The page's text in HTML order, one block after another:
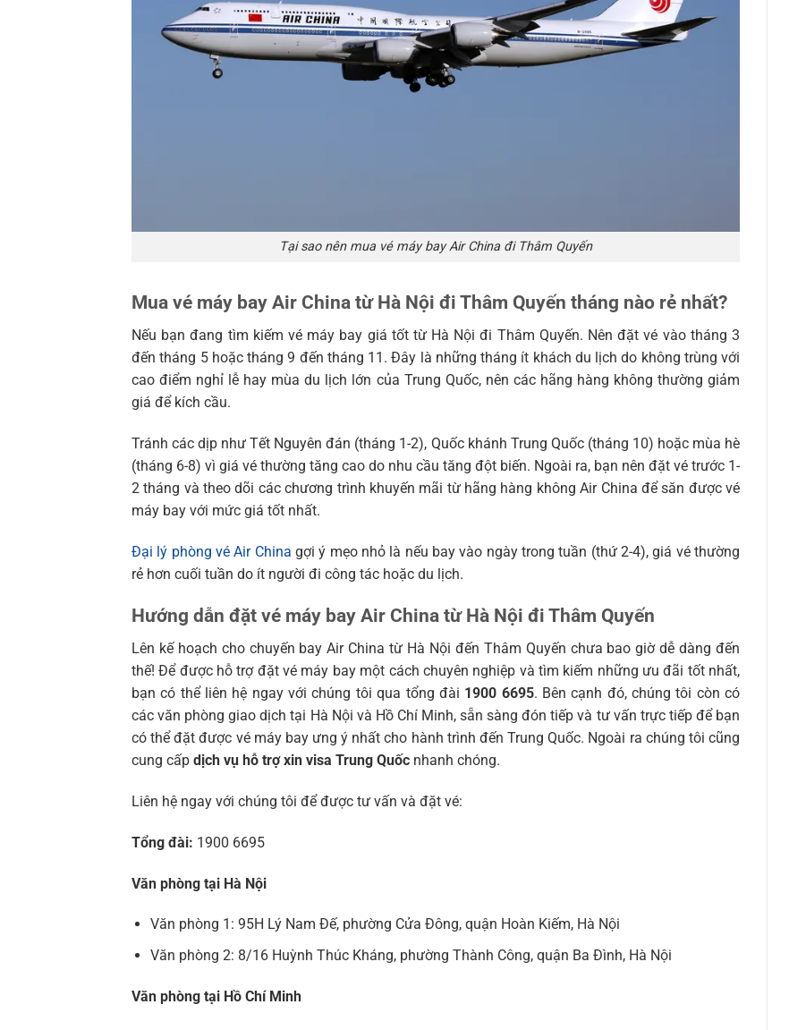
Tại sao nên mua vé máy bay Air China đi Thâm Quyến
Mua vé máy bay Air China từ Hà Nội đi Thâm Quyến tháng nào rẻ nhất?
Nếu bạn đang tìm kiếm vé máy bay giá tốt từ Hà Nội đi Thâm Quyến. Nên đặt vé vào tháng 3
đến tháng 5 hoặc tháng 9 đến tháng 11. Đây là những tháng ít khách du lịch do không trùng với
cao điểm nghỉ lễ hay mùa du lịch lớn của Trung Quốc, nên các hãng hàng không thường giảm
giá để kích cầu.
Tránh các dịp như Tết Nguyên đán (tháng 1-2), Quốc khánh Trung Quốc (tháng 10) hoặc mùa hè
(tháng 6-8) vì giá vé thường tăng cao do nhu cầu tăng đột biến. Ngoài ra, bạn nên đặt vé trước 1-
2 tháng và theo dõi các chương trình khuyến mãi từ hãng hàng không Air China để săn được vé
máy bay với mức giá tốt nhất.
Đại lý phòng vé Air China gợi ý mẹo nhỏ là nếu bay vào ngày trong tuần (thứ 2-4), giá vé thường
rẻ hơn cuối tuần do ít người đi công tác hoặc du lịch.
Hướng dẫn đặt vé máy bay Air China từ Hà Nội đi Thâm Quyến
Lên kế hoạch cho chuyến bay Air China từ Hà Nội đến Thâm Quyến chưa bao giờ dễ dàng đến
thế! Để được hỗ trợ đặt vé máy bay một cách chuyên nghiệp và tìm kiếm những ưu đãi tốt nhất,
bạn có thể liên hệ ngay với chúng tôi qua tổng đài 1900 6695. Bên cạnh đó, chúng tôi còn có
các văn phòng giao dịch tại Hà Nội và Hồ Chí Minh, sẵn sàng đón tiếp và tư vấn trực tiếp để bạn
có thể đặt được vé máy bay ưng ý nhất cho hành trình đến Trung Quốc. Ngoài ra chúng tôi cũng
cung cấp dịch vụ hỗ trợ xin visa Trung Quốc nhanh chóng.
Liên hệ ngay với chúng tôi để được tư vấn và đặt vé:
Tổng đài: 1900 6695
Văn phòng tại Hà Nội
Văn phòng 1: 95H Lý Nam Đế, phường Cửa Đông, quận Hoàn Kiếm, Hà Nội
Văn phòng 2: 8/16 Huỳnh Thúc Kháng, phường Thành Công, quận Ba Đình, Hà Nội
Văn phòng tại Hồ Chí Minh